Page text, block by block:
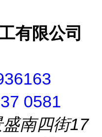
有限公司
0581
南四街17